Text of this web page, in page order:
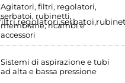
Agitatori, filtri, regolatori,
serbatoi, rubinetti,
membrane, ricambi e
accessori
Sistemi di aspirazione e tubi
ad alta e bassa pressione